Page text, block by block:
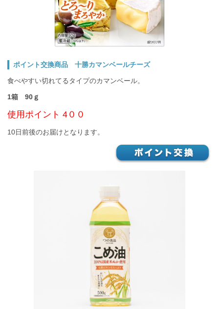
ポイント交換商品 十勝カマンベールチーズ
食べやすい切れてるタイプのカマンベール。
1箱 90ｇ
使用ポイント 4００
10日前後のお届けとなります。